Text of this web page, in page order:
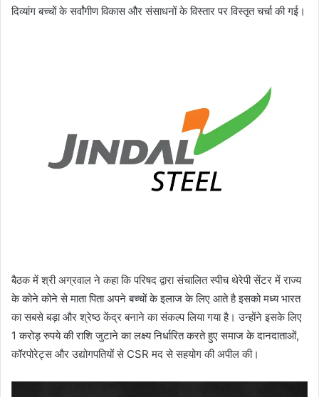
दिव्यांग बच्चों के सर्वांगीण विकास और संसाधनों के विस्तार पर विस्तृत चर्चा की गई।
बैठक में श्री अग्रवाल ने कहा कि परिषद द्वारा संचालित स्पीच थेरेपी सेंटर में राज्य
के कोने कोने से माता पिता अपने बच्चों के इलाज के लिए आते है इसको मध्य भारत
का सबसे बड़ा और श्रेष्ठ केंद्र बनाने का संकल्प लिया गया है। उन्होंने इसके लिए
1 करोड़ रुपये की राशि जुटाने का लक्ष्य निर्धारित करते हुए समाज के दानदाताओं,
कॉरपोरेट्स और उद्योगपतियों से CSR मद से सहयोग की अपील की।